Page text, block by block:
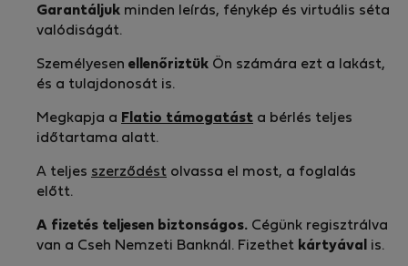
Garantáljuk minden leírás, fénykép és virtuális séta
valódiságát.
Személyesen ellenőriztük Ön számára ezt a lakást,
és a tulajdonosát is.
Megkapja a Flatio támogatást a bérlés teljes
időtartama alatt.
A teljes szerződést olvassa el most, a foglalás
előtt.
A fizetés teljesen biztonságos. Cégünk regisztrálva
van a Cseh Nemzeti Banknál. Fizethet kártyával is.